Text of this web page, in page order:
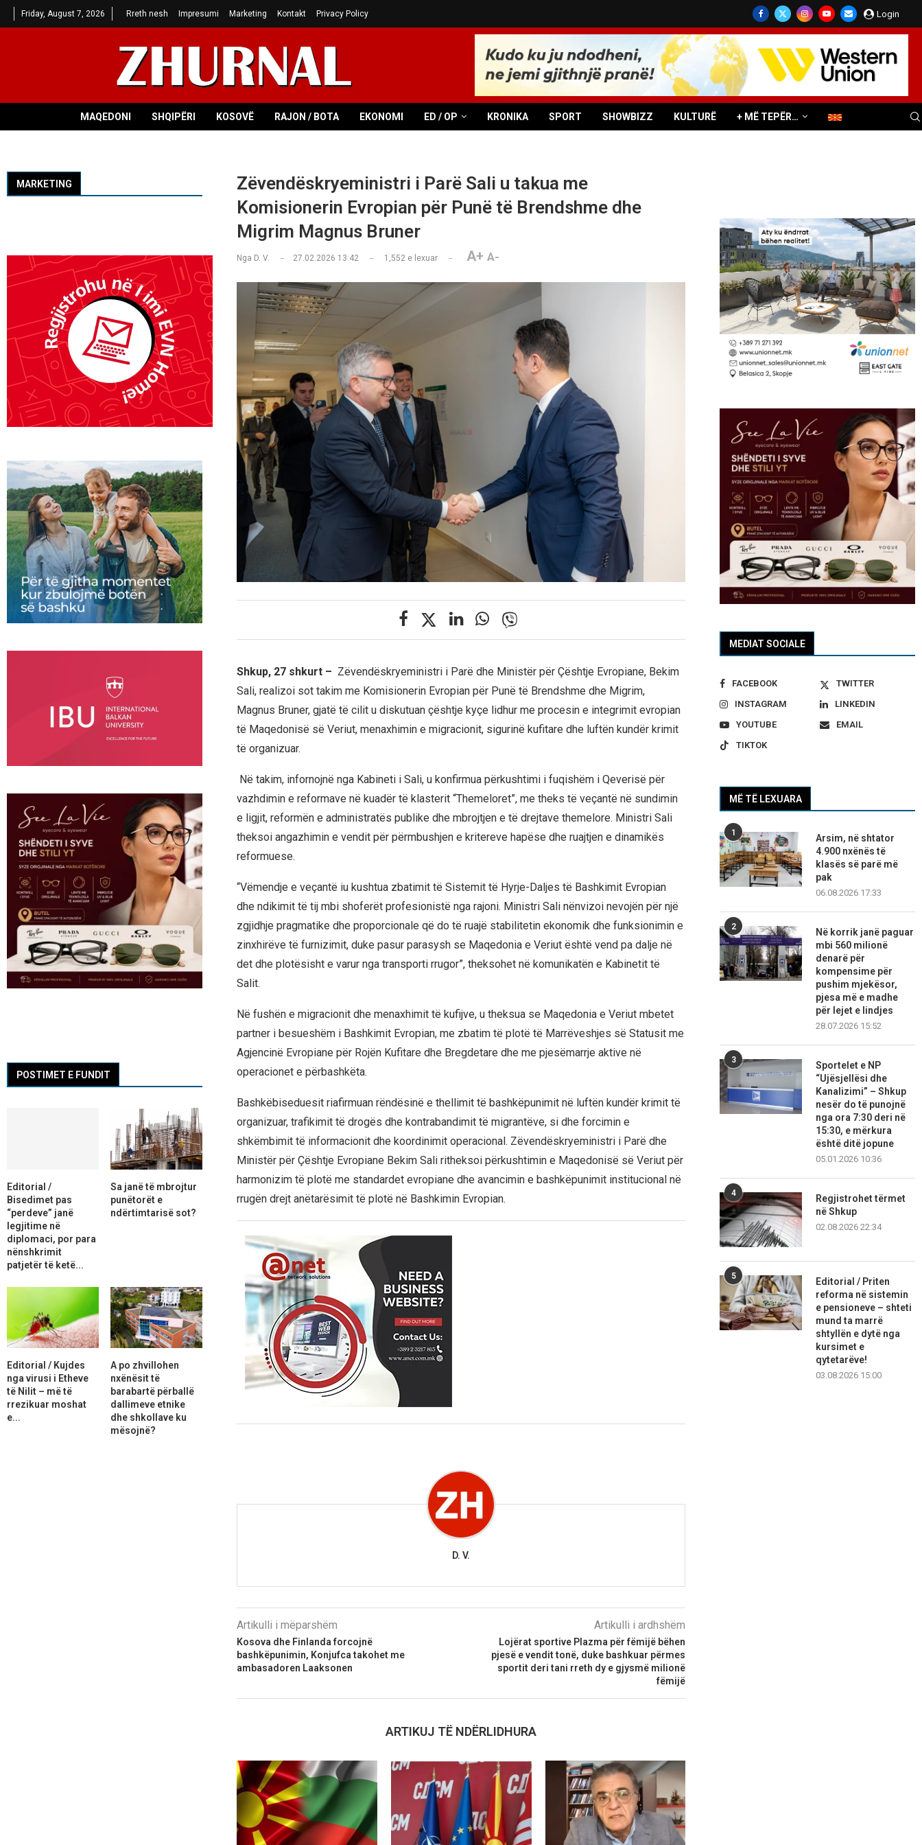
Friday, August 7, 2026 Rreth nesh Impresumi Marketing Kontakt Privacy Policy Login
MAQEDONI SHQIPËRI KOSOVË RAJON / BOTA EKONOMI ED / OP KRONIKA SPORT SHOWBIZZ KULTURË + MË TEPËR…
Zëvendëskryeministri i Parë Sali u takua me
Komisionerin Evropian për Punë të Brendshme dhe
Migrim Magnus Bruner
Nga D. V. 27.02.2026 13:42 1,552e lexuar A+ A-
Shkup, 27 shkurt – Zëvendëskryeministri i Parë dhe Ministër për Çështje Evropiane, Bekim
Sali, realizoi sot takim me Komisionerin Evropian për Punë të Brendshme dhe Migrim,
Magnus Bruner, gjatë të cilit u diskutuan çështje kyçe lidhur me procesin e integrimit evropian
të Maqedonisë së Veriut, menaxhimin e migracionit, sigurinë kufitare dhe luftën kundër krimit
të organizuar.
Në takim, infornojnë nga Kabineti i Sali, u konfirmua përkushtimi i fuqishëm i Qeverisë për
vazhdimin e reformave në kuadër të klasterit “Themeloret”, me theks të veçantë në sundimin
e ligjit, reformën e administratës publike dhe mbrojtjen e të drejtave themelore. Ministri Sali
theksoi angazhimin e vendit për përmbushjen e kritereve hapëse dhe ruajtjen e dinamikës
reformuese.
“Vëmendje e veçantë iu kushtua zbatimit të Sistemit të Hyrje-Daljes të Bashkimit Evropian
dhe ndikimit të tij mbi shoferët profesionistë nga rajoni. Ministri Sali nënvizoi nevojën për një
zgjidhje pragmatike dhe proporcionale që do të ruajë stabilitetin ekonomik dhe funksionimin e
zinxhirëve të furnizimit, duke pasur parasysh se Maqedonia e Veriut është vend pa dalje në
det dhe plotësisht e varur nga transporti rrugor”, theksohet në komunikatën e Kabinetit të
Salit.
Në fushën e migracionit dhe menaxhimit të kufijve, u theksua se Maqedonia e Veriut mbetet
partner i besueshëm i Bashkimit Evropian, me zbatim të plotë të Marrëveshjes së Statusit me
Agjencinë Evropiane për Rojën Kufitare dhe Bregdetare dhe me pjesëmarrje aktive në
operacionet e përbashkëta.
Bashkëbiseduesit riafirmuan rëndësinë e thellimit të bashkëpunimit në luftën kundër krimit të
organizuar, trafikimit të drogës dhe kontrabandimit të migrantëve, si dhe forcimin e
shkëmbimit të informacionit dhe koordinimit operacional. Zëvendëskryeministri i Parë dhe
Ministër për Çështje Evropiane Bekim Sali ritheksoi përkushtimin e Maqedonisë së Veriut për
harmonizim të plotë me standardet evropiane dhe avancimin e bashkëpunimit institucional në
rrugën drejt anëtarësimit të plotë në Bashkimin Evropian.
D. V.
Artikulli i mëparshëm
Kosova dhe Finlanda forcojnë
bashkëpunimin, Konjufca takohet me
ambasadoren Laaksonen
Artikulli i ardhshëm
Lojërat sportive Plazma për fëmijë bëhen
pjesë e vendit tonë, duke bashkuar përmes
sportit deri tani rreth dy e gjysmë milionë
fëmijë
ARTIKUJ TË NDËRLIDHURA
MEDIAT SOCIALE
FACEBOOK
TWITTER
INSTAGRAM
LINKEDIN
YOUTUBE
EMAIL
TIKTOK
MË TË LEXUARA
1
Arsim, në shtator
4.900 nxënës të
klasës së parë më
pak
06.08.2026 17:33
2
Në korrik janë paguar
mbi 560 milionë
denarë për
kompensime për
pushim mjekësor,
pjesa më e madhe
për lejet e lindjes
28.07.2026 15:52
3
Sportelet e NP
“Ujësjellësi dhe
Kanalizimi” – Shkup
nesër do të punojnë
nga ora 7:30 deri në
15:30, e mërkura
është ditë jopune
05.01.2026 10:36
4
Regjistrohet tërmet
në Shkup
02.08.2026 22:34
5
Editorial / Priten
reforma në sistemin
e pensioneve – shteti
mund ta marrë
shtyllën e dytë nga
kursimet e
qytetarëve!
03.08.2026 15:00
MARKETING
POSTIMET E FUNDIT
Editorial /
Bisedimet pas
“perdeve” janë
legjitime në
diplomaci, por para
nënshkrimit
patjetër të ketë...
Sa janë të mbrojtur
punëtorët e
ndërtimtarisë sot?
Editorial / Kujdes
nga virusi i Etheve
të Nilit – më të
rrezikuar moshat
e...
A po zhvillohen
nxënësit të
barabartë përballë
dallimeve etnike
dhe shkollave ku
mësojnë?